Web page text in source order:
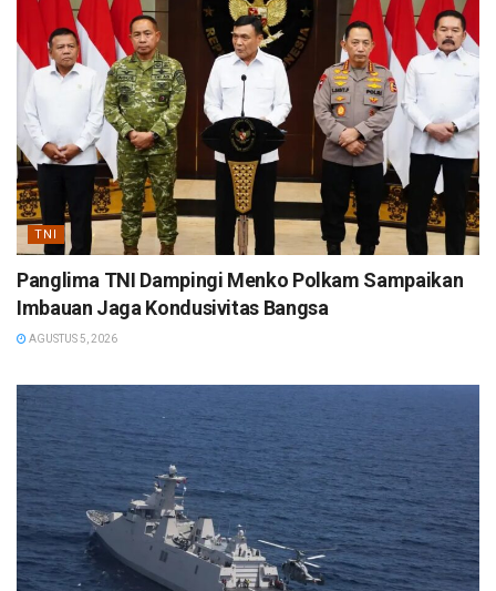
TNI
Panglima TNI Dampingi Menko Polkam Sampaikan
Imbauan Jaga Kondusivitas Bangsa
AGUSTUS 5, 2026